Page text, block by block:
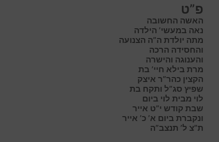
פ”ט
האשה החשובה
נאה במעשי’ הילדה
מתה יולדת ה”ה הצנועה
והחסידה הרכה
והענוגה והישרה
מרת בילא חיי’ בת
הקצין כהר”ר איצק
שפיץ סג”ל ותקח בת
לוי מבית לוי ביום
שבת קודש י”ט אייר
ונקברת ביום א’ כ’ אייר
ת”צ ל’ תנצב”ה